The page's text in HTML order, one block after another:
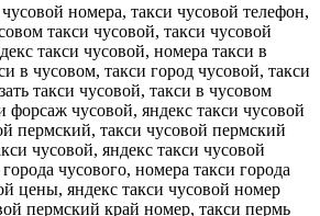
номера, такси чусовой телефон,
такси чусовой, такси чусовой
такси чусовой, номера такси в
в чусовом, такси город чусовой, такси
такси чусовой, такси в чусовом
форсаж чусовой, яндекс такси чусовой
пермский, такси чусовой пермский
чусовой, яндекс такси чусовой
чусового, номера такси города
цены, яндекс такси чусовой номер
пермский край номер, такси пермь